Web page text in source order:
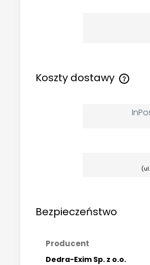
Koszty dostawy
Bezpieczeństwo
Producent
Dedra-Exim Sp. z o.o.